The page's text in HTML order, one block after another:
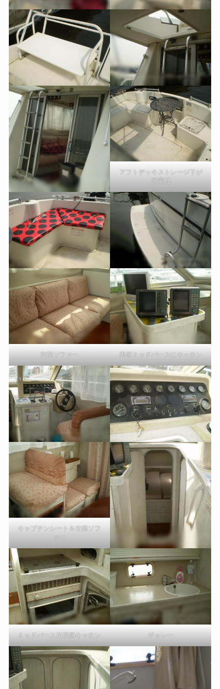
アフトデッキストレージ下が
発電機
左舷ソファー 裏側ミッドバースにキッチン
キャプテンシート＆右舷ソフ
ァー
ミッドバース左舷側キッチン ギャレー